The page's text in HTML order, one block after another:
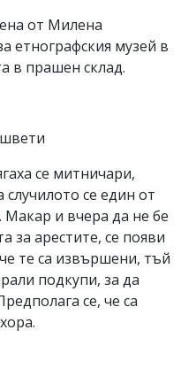
от Милена
етнографския музей в
в прашен склад.
се митничари,
случилото се един от
и вчера да не бе
за арестите, се появи
те са извършени, тъй
подкупи, за да
се, че са